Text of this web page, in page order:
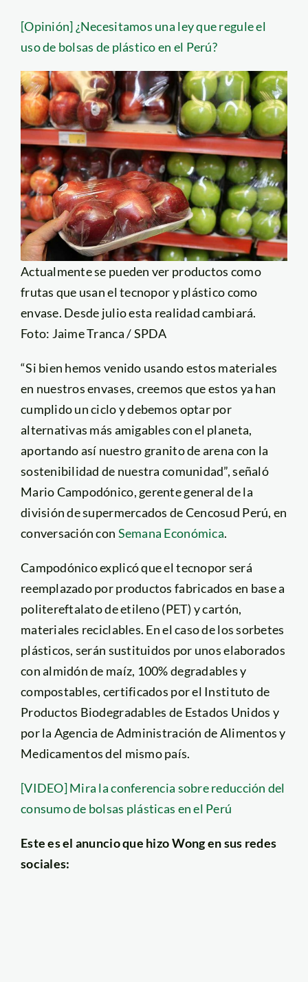
[Opinión] ¿Necesitamos una ley que regule el
uso de bolsas de plástico en el Perú?
Actualmente se pueden ver productos como
frutas que usan el tecnopor y plástico como
envase. Desde julio esta realidad cambiará.
Foto: Jaime Tranca / SPDA
“Si bien hemos venido usando estos materiales
en nuestros envases, creemos que estos ya han
cumplido un ciclo y debemos optar por
alternativas más amigables con el planeta,
aportando así nuestro granito de arena con la
sostenibilidad de nuestra comunidad”, señaló
Mario Campodónico, gerente general de la
división de supermercados de Cencosud Perú, en
conversación con Semana Económica.
Campodónico explicó que el tecnopor será
reemplazado por productos fabricados en base a
politereftalato de etileno (PET) y cartón,
materiales reciclables. En el caso de los sorbetes
plásticos, serán sustituidos por unos elaborados
con almidón de maíz, 100% degradables y
compostables, certificados por el Instituto de
Productos Biodegradables de Estados Unidos y
por la Agencia de Administración de Alimentos y
Medicamentos del mismo país.
[VIDEO] Mira la conferencia sobre reducción del
consumo de bolsas plásticas en el Perú
Este es el anuncio que hizo Wong en sus redes
sociales: